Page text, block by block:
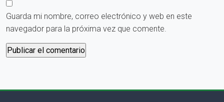
Guarda mi nombre, correo electrónico y web en este
navegador para la próxima vez que comente.